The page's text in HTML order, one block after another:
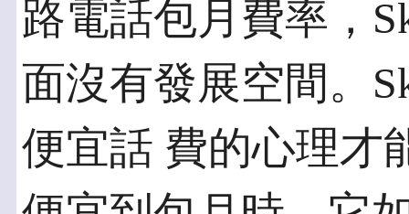
路電話包月費率，
面沒有發展空間。
便宜話 費的心理才